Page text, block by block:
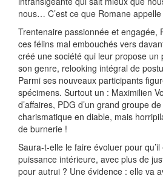
nous… C’est ce que Romane
Trentenaire passionnée et engagée,
ces félins mal embouchés vers
créé une société qui leur propose un
son genre, relooking intégral de
Parmi ses nouveaux participants
spécimens. Surtout un : Maximilien
d’affaires, PDG d’un grand groupe
charismatique en diable, mais
de burnerie !
Saura-t-elle le faire évoluer pour
puissance intérieure, avec plus de
pour autrui ? Une évidence : elle va